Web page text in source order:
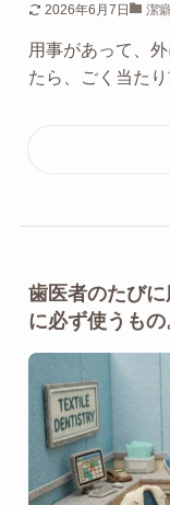
2026年6月7日 潔
用事があって、
たら、ごく当た
歯医者のたび
に必ず使うもの